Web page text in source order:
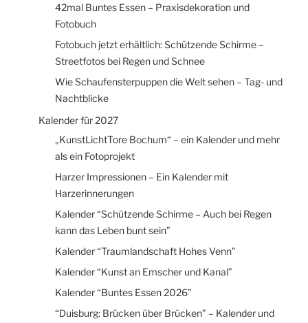
42mal Buntes Essen – Praxisdekoration und
Fotobuch
Fotobuch jetzt erhältlich: Schützende Schirme –
Streetfotos bei Regen und Schnee
Wie Schaufensterpuppen die Welt sehen – Tag- und
Nachtblicke
Kalender für 2027
„KunstLichtTore Bochum“ – ein Kalender und mehr
als ein Fotoprojekt
Harzer Impressionen – Ein Kalender mit
Harzerinnerungen
Kalender “Schützende Schirme – Auch bei Regen
kann das Leben bunt sein”
Kalender “Traumlandschaft Hohes Venn”
Kalender “Kunst an Emscher und Kanal”
Kalender “Buntes Essen 2026”
“Duisburg: Brücken über Brücken” – Kalender und